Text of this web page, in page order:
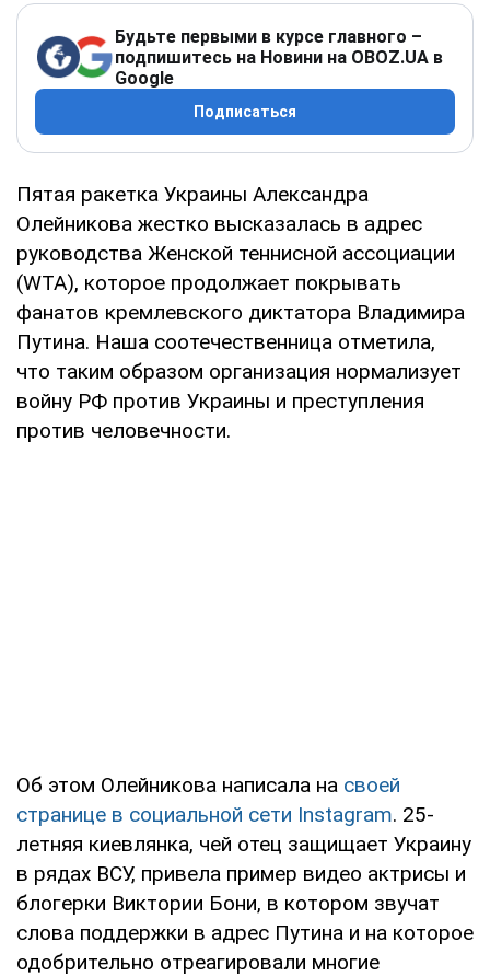
Будьте первыми в курсе главного –
подпишитесь на Новини на OBOZ.UA в
Google
Подписаться
Пятая ракетка Украины Александра
Олейникова жестко высказалась в адрес
руководства Женской теннисной ассоциации
(WTA), которое продолжает покрывать
фанатов кремлевского диктатора Владимира
Путина. Наша соотечественница отметила,
что таким образом организация нормализует
войну РФ против Украины и преступления
против человечности.
Об этом Олейникова написала на своей
странице в социальной сети Instagram. 25-
летняя киевлянка, чей отец защищает Украину
в рядах ВСУ, привела пример видео актрисы и
блогерки Виктории Бони, в котором звучат
слова поддержки в адрес Путина и на которое
одобрительно отреагировали многие